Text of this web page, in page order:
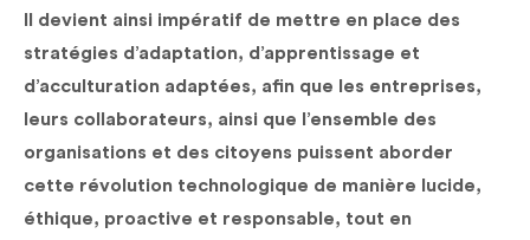
Il devient ainsi impératif de mettre en place des
stratégies d’adaptation, d’apprentissage et
d’acculturation adaptées, afin que les entreprises,
leurs collaborateurs, ainsi que l’ensemble des
organisations et des citoyens puissent aborder
cette révolution technologique de manière lucide,
éthique, proactive et responsable, tout en